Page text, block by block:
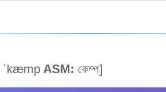
ˈkæmp ASM: কেম্প]